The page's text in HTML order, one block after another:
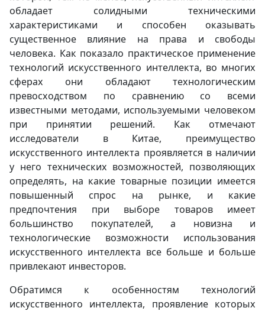
обладает солидными техническими
характеристиками и способен оказывать
существенное влияние на права и свободы
человека. Как показало практическое применение
технологий искусственного интеллекта, во многих
сферах они обладают технологическим
превосходством по сравнению со всеми
известными методами, используемыми человеком
при принятии решений. Как отмечают
исследователи в Китае, преимущество
искусственного интеллекта проявляется в наличии
у него технических возможностей, позволяющих
определять, на какие товарные позиции имеется
повышенный спрос на рынке, и какие
предпочтения при выборе товаров имеет
большинство покупателей, а новизна и
технологические возможности использования
искусственного интеллекта все больше и больше
привлекают инвесторов.
Обратимся к особенностям технологий
искусственного интеллекта, проявление которых